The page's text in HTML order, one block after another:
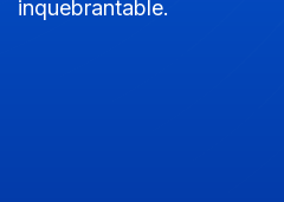
inquebrantable.